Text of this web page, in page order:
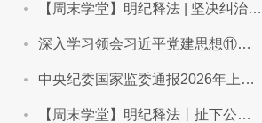
【周末学堂】明纪释法 | 坚决纠治“形象工程”“政绩工程”
深入学习领会习近平党建思想⑪坚持用严明的纪律管全党治全党
中央纪委国家监委通报2026年上半年全国纪检监察机关监督检查审查调查情况
【周末学堂】明纪释法丨扯下公款旅游的“隐身衣”